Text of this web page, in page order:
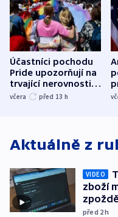
Účastníci pochodu
Pride upozorňují na
trvající nerovnosti i
společenskou
včera před 13 h
Aktuálně z
VIDEO
zboží
před 2h